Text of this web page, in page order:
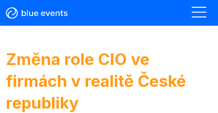
Změna role CIO ve
firmách v realitě České
republiky